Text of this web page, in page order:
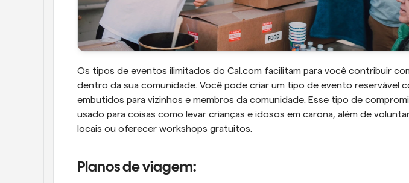
Os tipos de eventos ilimitados do Cal.com facilitam para você contribuir
dentro da sua comunidade. Você pode criar um tipo de evento reservável
embutidos para vizinhos e membros da comunidade. Esse tipo de
usado para coisas como levar crianças e idosos em carona, além de
locais ou oferecer workshops gratuitos.
Planos de viagem: